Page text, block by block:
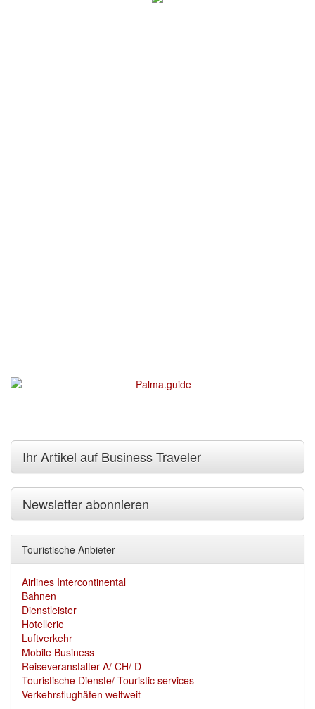
Ihr Artikel auf Business Traveler
Newsletter abonnieren
Touristische Anbieter
Airlines Intercontinental
Bahnen
Dienstleister
Hotellerie
Luftverkehr
Mobile Business
Reiseveranstalter A/ CH/ D
Touristische Dienste/ Touristic services
Verkehrsflughäfen weltweit